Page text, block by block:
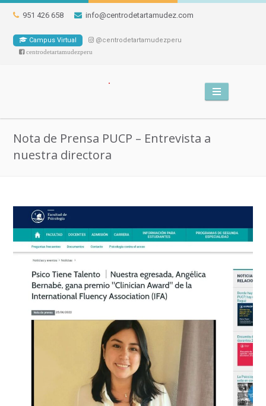
951 426 658 info@centrodetartamudez.com
Campus Virtual @centrodetartamudezperu
centrodetartamudezperu
Nota de Prensa PUCP – Entrevista a
nuestra directora